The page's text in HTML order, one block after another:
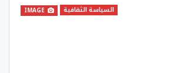
السياسة الثقافية